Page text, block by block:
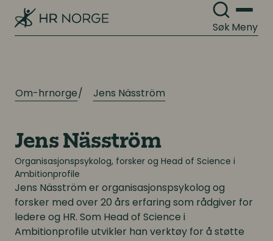
SøkMeny
Om-hrnorge Jens Näsström
Jens Näsström
Organisasjonspsykolog, forsker og Head of Science i
Ambitionprofile
Jens Näsström er organisasjonspsykolog og
forsker med over 20 års erfaring som rådgiver for
ledere og HR. Som Head of Science i
Ambitionprofile utvikler han verktøy for å støtte